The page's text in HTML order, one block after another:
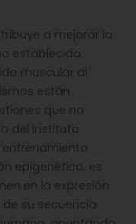
a mejorar la
establecido.
muscular al
están
que no
del Instituto
entrenamiento
epigenético, es
en la expresión
su secuencia